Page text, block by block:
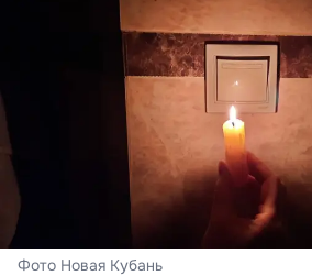
Фото Новая Кубань